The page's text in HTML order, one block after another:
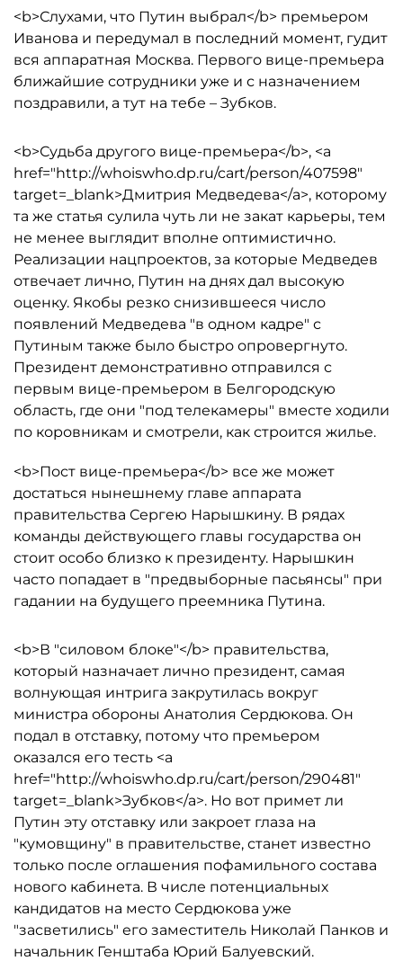
<b>Слухами, что Путин выбрал</b> премьером
Иванова и передумал в последний момент, гудит
вся аппаратная Москва. Первого вице-премьера
ближайшие сотрудники уже и с назначением
поздравили, а тут на тебе – Зубков.
<b>Судьба другого вице-премьера</b>, <a
href="http://whoiswho.dp.ru/cart/person/407598"
target=_blank>Дмитрия Медведева</a>, которому
та же статья сулила чуть ли не закат карьеры, тем
не менее выглядит вполне оптимистично.
Реализации нацпроектов, за которые Медведев
отвечает лично, Путин на днях дал высокую
оценку. Якобы резко снизившееся число
появлений Медведева "в одном кадре" с
Путиным также было быстро опровергнуто.
Президент демонстративно отправился с
первым вице-премьером в Белгородскую
область, где они "под телекамеры" вместе ходили
по коровникам и смотрели, как строится жилье.
<b>Пост вице-премьера</b> все же может
достаться нынешнему главе аппарата
правительства Сергею Нарышкину. В рядах
команды действующего главы государства он
стоит особо близко к президенту. Нарышкин
часто попадает в "предвыборные пасьянсы" при
гадании на будущего преемника Путина.
<b>В "силовом блоке"</b> правительства,
который назначает лично президент, самая
волнующая интрига закрутилась вокруг
министра обороны Анатолия Сердюкова. Он
подал в отставку, потому что премьером
оказался его тесть <a
href="http://whoiswho.dp.ru/cart/person/290481"
target=_blank>Зубков</a>. Но вот примет ли
Путин эту отставку или закроет глаза на
"кумовщину" в правительстве, станет известно
только после оглашения пофамильного состава
нового кабинета. В числе потенциальных
кандидатов на место Сердюкова уже
"засветились" его заместитель Николай Панков и
начальник Генштаба Юрий Балуевский.